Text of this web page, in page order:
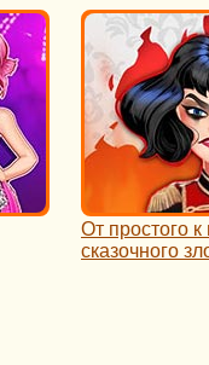
От простого
сказочного